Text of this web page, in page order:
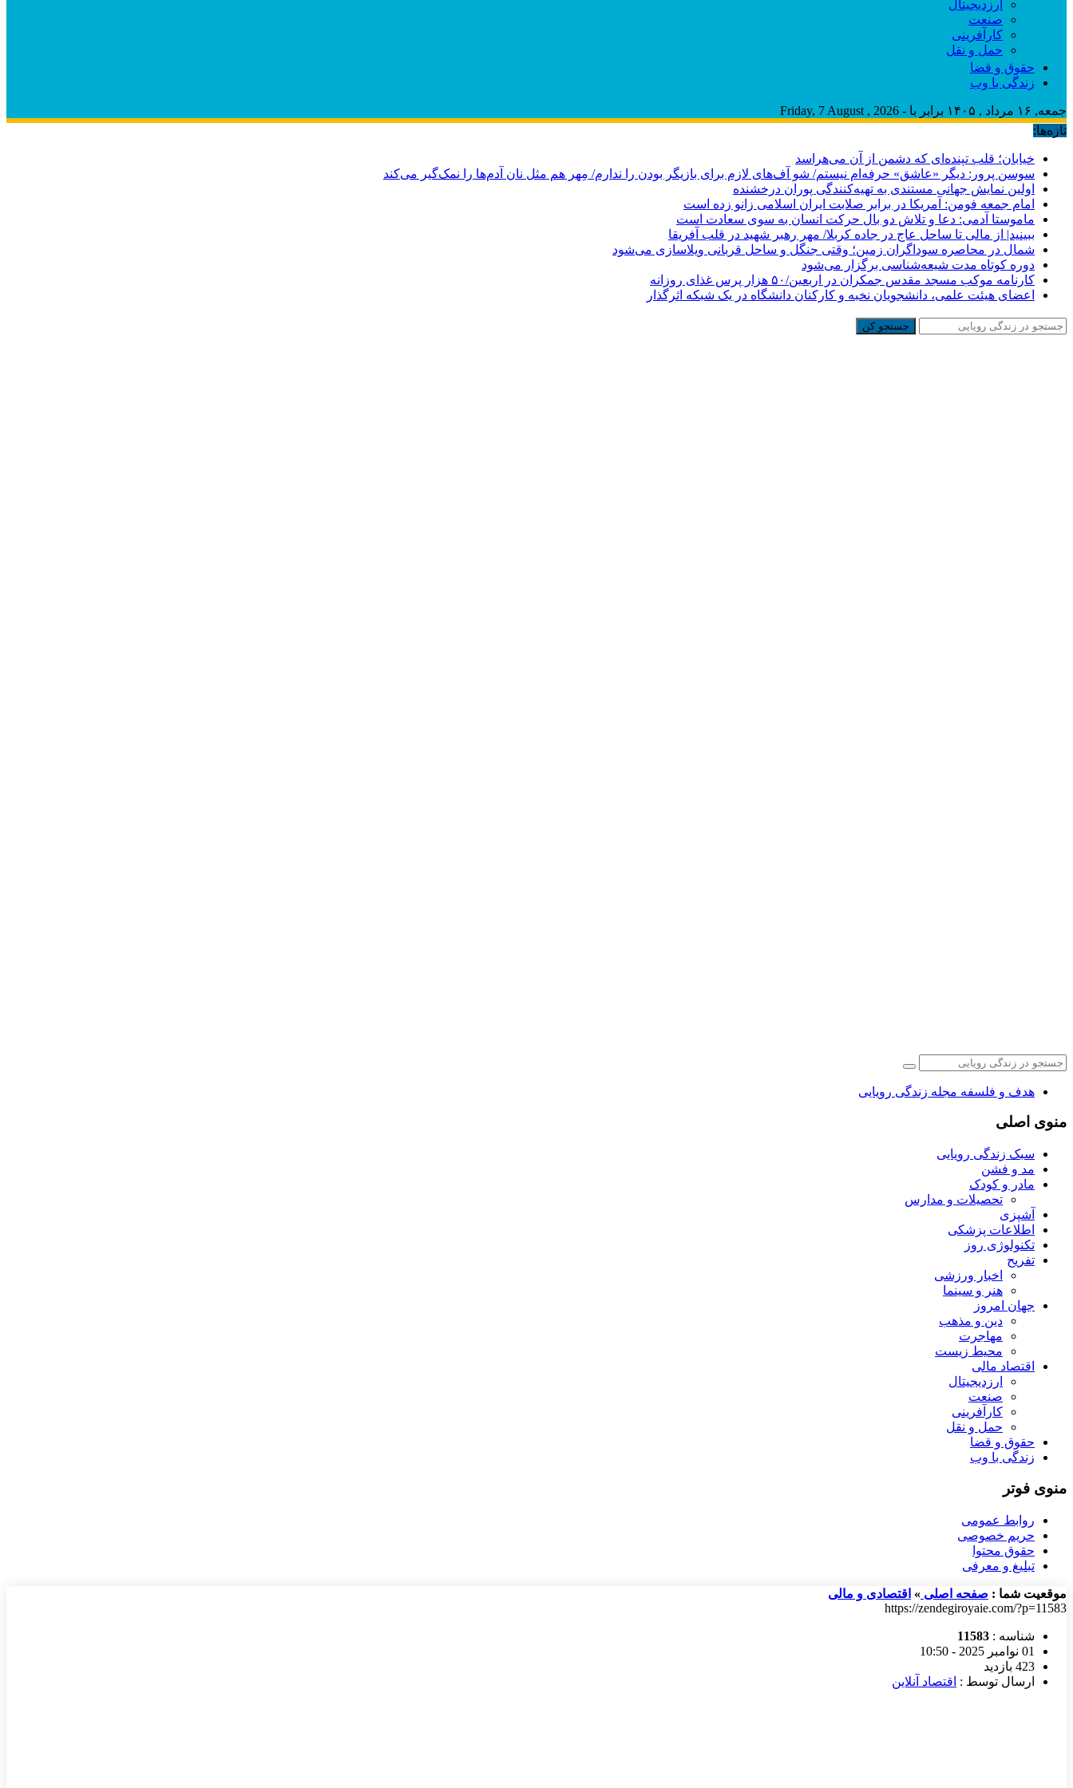
ارزدیجیتال
صنعت
کارآفرینی
حمل و نقل
حقوق و قضا
زندگی با وب
جمعه, ۱۶ مرداد , ۱۴۰۵ برابر با - Friday, 7 August , 2026
تازه‌ها:
خیابان؛ قلب تپنده‌ای که دشمن از آن می‌هراسد
سوسن پرور: دیگر «عاشق» حرفه‌ام نیستم/ شو آف‌های لازم برای بازیگر بودن را ندارم/ مِهر هم مثل نان آدم‌ها را نمک‌گیر می‌کند
اولین نمایش جهانی مستندی به تهیه‌کنندگی پوران درخشنده
امام جمعه فومن: آمریکا در برابر صلابت ایران اسلامی زانو زده است
ماموستا آدمی: دعا و تلاش دو بال حرکت انسان به سوی سعادت است
ببینید| از مالی تا ساحل عاج در جاده کربلا/ مهر رهبر شهید در قلب آفریقا
شمال در محاصره سوداگران زمین؛ وقتی جنگل و ساحل قربانی ویلاسازی می‌شود
دوره کوتاه مدت شیعه‌شناسی برگزار می‌شود
کارنامه موکب مسجد مقدس جمکران در اربعین/۵۰ هزار پرس غذای روزانه
اعضای هیئت علمی، دانشجویان نخبه و کارکنان دانشگاه در یک شبکه‌ اثرگذار
جستجو کن
هدف و فلسفه مجله زندگی رویایی
منوی اصلی
سبک زندگی رویایی
مد و فشن
مادر و کودک
تحصیلات و مدارس
آشپزی
اطلاعات پزشکی
تکنولوژی روز
تفریح
اخبار ورزشی
هنر و سینما
جهان امروز
دین و مذهب
مهاجرت
محیط زیست
اقتصاد مالی
ارزدیجیتال
صنعت
کارآفرینی
حمل و نقل
حقوق و قضا
زندگی با وب
منوی فوتر
روابط عمومی
حریم خصوصی
حقوق محتوا
تبلیغ و معرفی
موقعیت شما : صفحه اصلی » اقتصادی و مالی
https://zendegiroyaie.com/?p=11583
شناسه : 11583
01 نوامبر 2025 - 10:50
423 بازدید
ارسال توسط : اقتصاد آنلاین